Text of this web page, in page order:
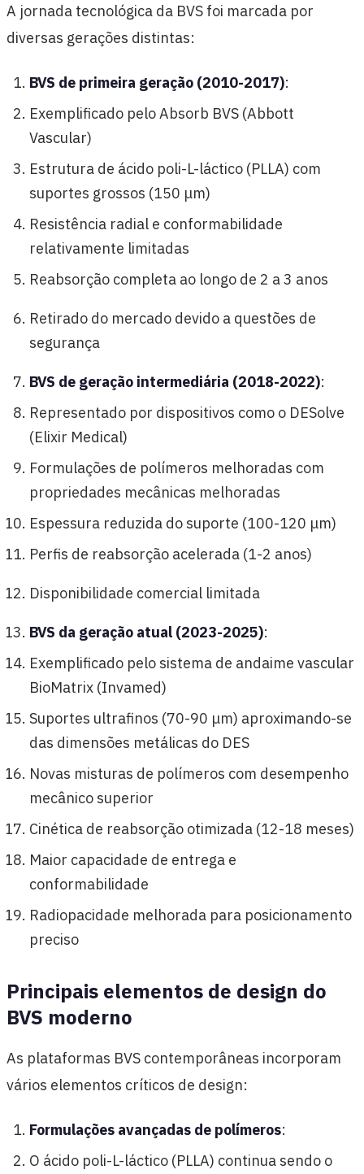
A jornada tecnológica da BVS foi marcada por
diversas gerações distintas:
BVS de primeira geração (2010-2017):
Exemplificado pelo Absorb BVS (Abbott
Vascular)
Estrutura de ácido poli-L-láctico (PLLA) com
suportes grossos (150 μm)
Resistência radial e conformabilidade
relativamente limitadas
Reabsorção completa ao longo de 2 a 3 anos
Retirado do mercado devido a questões de
segurança
BVS de geração intermediária (2018-2022):
Representado por dispositivos como o DESolve
(Elixir Medical)
Formulações de polímeros melhoradas com
propriedades mecânicas melhoradas
Espessura reduzida do suporte (100-120 μm)
Perfis de reabsorção acelerada (1-2 anos)
Disponibilidade comercial limitada
BVS da geração atual (2023-2025):
Exemplificado pelo sistema de andaime vascular
BioMatrix (Invamed)
Suportes ultrafinos (70-90 μm) aproximando-se
das dimensões metálicas do DES
Novas misturas de polímeros com desempenho
mecânico superior
Cinética de reabsorção otimizada (12-18 meses)
Maior capacidade de entrega e
conformabilidade
Radiopacidade melhorada para posicionamento
preciso
Principais elementos de design do
BVS moderno
As plataformas BVS contemporâneas incorporam
vários elementos críticos de design:
Formulações avançadas de polímeros:
O ácido poli-L-láctico (PLLA) continua sendo o